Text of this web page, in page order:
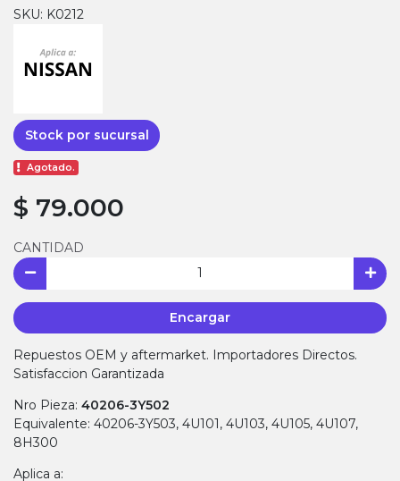
SKU: K0212
Stock por sucursal
Agotado.
$ 79.000
CANTIDAD
Encargar
Repuestos OEM y aftermarket. Importadores Directos.
Satisfaccion Garantizada
Nro Pieza: 40206-3Y502
Equivalente: 40206-3Y503, 4U101, 4U103, 4U105, 4U107,
8H300
Aplica a: